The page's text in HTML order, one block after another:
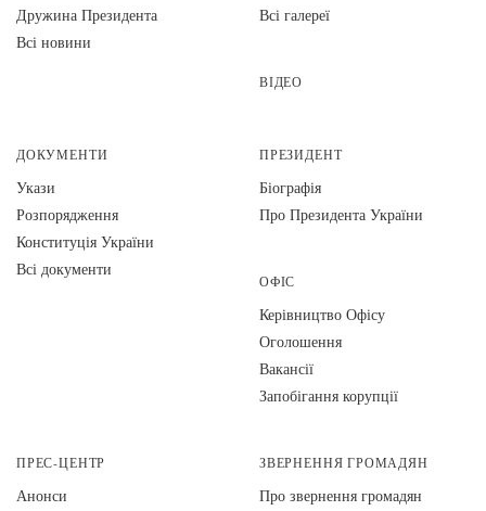
Дружина Президента
Всі новини
Всі галереї
ВІДЕО
ДОКУМЕНТИ
Укази
Розпорядження
Конституція України
Всі документи
ПРЕЗИДЕНТ
Біографія
Про Президента України
ОФІС
Керівництво Офісу
Оголошення
Вакансії
Запобігання корупції
ПРЕС-ЦЕНТР
Анонси
ЗВЕРНЕННЯ ГРОМАДЯН
Про звернення громадян